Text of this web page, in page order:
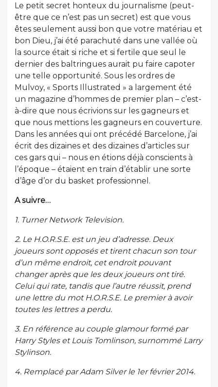
Le petit secret honteux du journalisme (peut-
être que ce n’est pas un secret) est que vous
êtes seulement aussi bon que votre matériau et
bon Dieu, j’ai été parachuté dans une vallée où
la source était si riche et si fertile que seul le
dernier des baltringues aurait pu faire capoter
une telle opportunité. Sous les ordres de
Mulvoy, « Sports Illustrated » a largement été
un magazine d’hommes de premier plan – c’est-
à-dire que nous écrivions sur les gagneurs et
que nous mettions les gagneurs en couverture.
Dans les années qui ont précédé Barcelone, j’ai
écrit des dizaines et des dizaines d’articles sur
ces gars qui – nous en étions déjà conscients à
l’époque – étaient en train d’établir une sorte
d’âge d’or du basket professionnel.
A suivre…
1. Turner Network Television.
2. Le H.O.R.S.E. est un jeu d’adresse. Deux
joueurs sont opposés et tirent chacun son tour
d’un même endroit, cet endroit pouvant
changer après que les deux joueurs ont tiré.
Celui qui rate, tandis que l’autre réussit, prend
une lettre du mot H.O.R.S.E. Le premier à avoir
toutes les lettres a perdu.
3. En référence au couple glamour formé par
Harry Styles et Louis Tomlinson, surnommé Larry
Stylinson.
4. Remplacé par Adam Silver le 1er février 2014.